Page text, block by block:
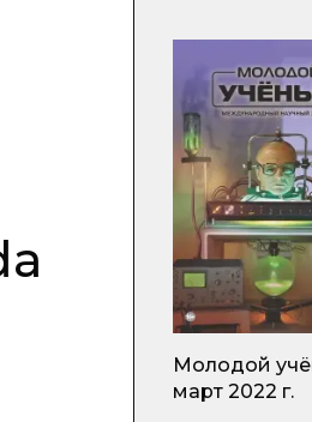
Молодой
март 2022 г.